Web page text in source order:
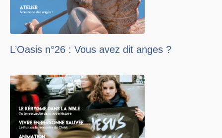
L’Oasis n°26 : Vous avez dit anges ?